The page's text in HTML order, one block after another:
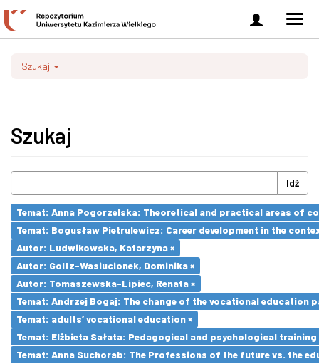
Zaloguj
się
Szukaj
Szukaj
Idź
Temat: Anna Pogorzelska: Theoretical and practical areas of
Temat: Bogusław Pietrulewicz: Career development in the
Autor: Ludwikowska, Katarzyna ×
Autor: Goltz-Wasiucionek, Dominika ×
Autor: Tomaszewska-Lipiec, Renata ×
Temat: Andrzej Bogaj: The change of the vocational education
Temat: adults’ vocational education ×
Temat: Elżbieta Sałata: Pedagogical and psychological
Temat: Anna Suchorab: The Professions of the future vs. the